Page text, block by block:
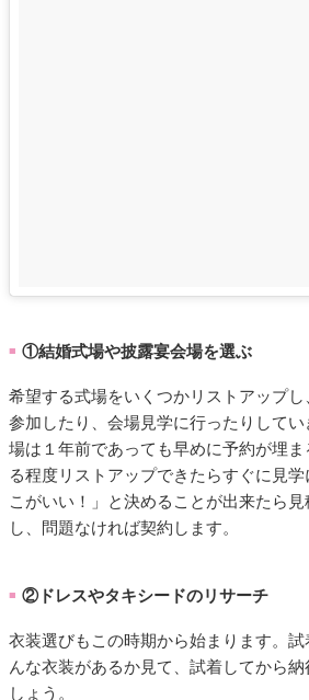
■ ①結婚式場や披露宴会場を選ぶ
希望する式場をいくつかリストアップ
参加したり、会場見学に行ったりして
場は１年前であっても早めに予約が埋
る程度リストアップできたらすぐに見
こがいい！」と決めることが出来たら
し、問題なければ契約します。
■ ②ドレスやタキシードのリサーチ
衣装選びもこの時期から始まります。
んな衣装があるか見て、試着してから
しょう。